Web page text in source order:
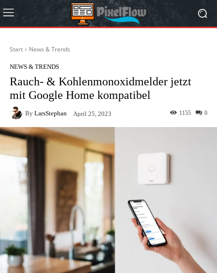
Start News & Trends
NEWS & TRENDS
Rauch- & Kohlenmonoxidmelder jetzt
mit Google Home kompatibel
By LarsStephan April 25, 2023 0
1155